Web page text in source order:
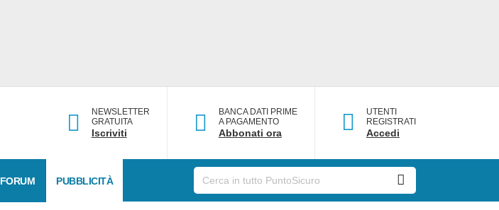
NEWSLETTER
GRATUITA
Iscriviti
BANCA DATI PRIME
A PAGAMENTO
Abbonati ora
UTENTI
REGISTRATI
Accedi
FORUM PUBBLICITÀ